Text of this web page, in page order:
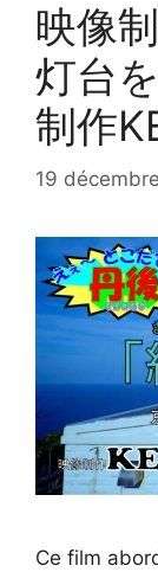
映像
灯台
制作
19
Ce film